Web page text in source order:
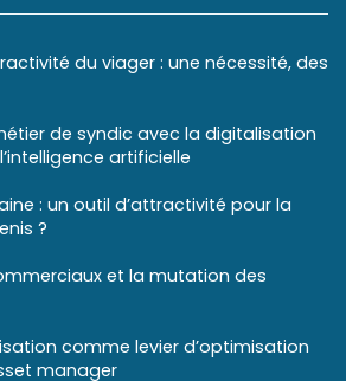
du viager : une nécessité, des
de syndic avec la digitalisation
artificielle
: un outil d’attractivité pour la
?
et la mutation des
comme levier d’optimisation
manager